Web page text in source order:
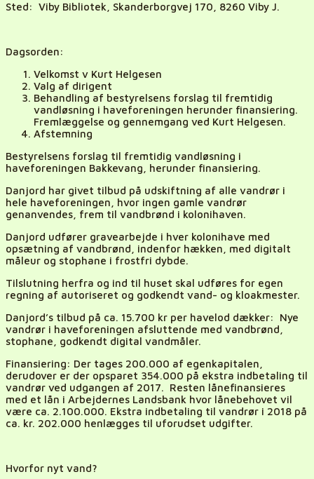
Sted: Viby Bibliotek, Skanderborgvej 170, 8260 Viby J.
Dagsorden:
Velkomst v Kurt Helgesen
Valg af dirigent
Behandling af bestyrelsens forslag til fremtidig
vandløsning i haveforeningen herunder finansiering.
Fremlæggelse og gennemgang ved Kurt Helgesen.
Afstemning
Bestyrelsens forslag til fremtidig vandløsning i
haveforeningen Bakkevang, herunder finansiering.
Danjord har givet tilbud på udskiftning af alle vandrør i
hele haveforeningen, hvor ingen gamle vandrør
genanvendes, frem til vandbrønd i kolonihaven.
Danjord udfører gravearbejde i hver kolonihave med
opsætning af vandbrønd, indenfor hækken, med digitalt
måleur og stophane i frostfri dybde.
Tilslutning herfra og ind til huset skal udføres for egen
regning af autoriseret og godkendt vand- og kloakmester.
Danjord’s tilbud på ca. 15.700 kr per havelod dækker: Nye
vandrør i haveforeningen afsluttende med vandbrønd,
stophane, godkendt digital vandmåler.
Finansiering: Der tages 200.000 af egenkapitalen,
derudover er der opsparet 354.000 på ekstra indbetaling til
vandrør ved udgangen af 2017. Resten lånefinansieres
med et lån i Arbejdernes Landsbank hvor lånebehovet vil
være ca. 2.100.000. Ekstra indbetaling til vandrør i 2018 på
ca. kr. 202.000 henlægges til uforudset udgifter.
Hvorfor nyt vand?